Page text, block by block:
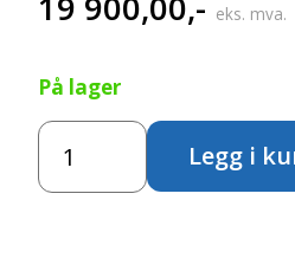
eks. mva.
På lager
Circleline
sykkelpakke
med
Legg i